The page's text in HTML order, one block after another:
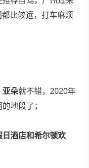
比较远，打车麻烦
亚朵就不错，2020年
地段了；
日酒店和希尔顿欢